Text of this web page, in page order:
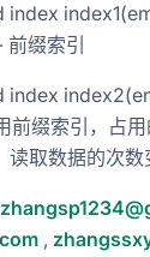
缀索引
index
前缀索引，占
取数据的次数
,